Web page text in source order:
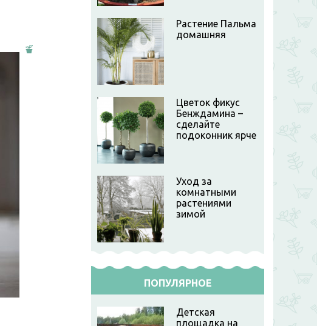
Растение Пальма
домашняя
Цветок фикус
Бенждамина –
сделайте
подоконник ярче
Уход за
комнатными
растениями
зимой
ПОПУЛЯРНОЕ
Детская
площадка на